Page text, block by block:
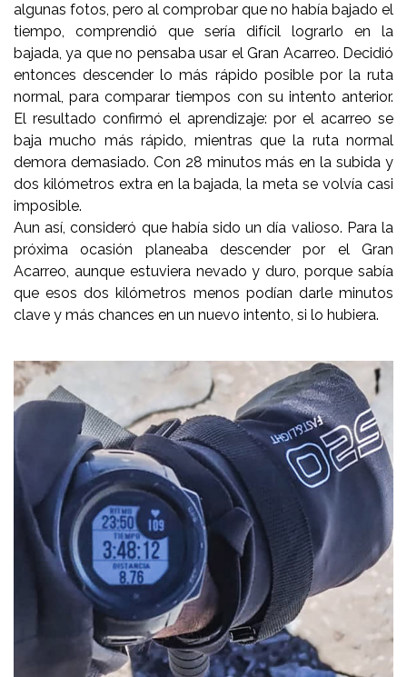
algunas fotos, pero al comprobar que no había bajado el
tiempo, comprendió que sería difícil lograrlo en la
bajada, ya que no pensaba usar el Gran Acarreo. Decidió
entonces descender lo más rápido posible por la ruta
normal, para comparar tiempos con su intento anterior.
El resultado confirmó el aprendizaje: por el acarreo se
baja mucho más rápido, mientras que la ruta normal
demora demasiado. Con 28 minutos más en la subida y
dos kilómetros extra en la bajada, la meta se volvía casi
imposible.
Aun así, consideró que había sido un día valioso. Para la
próxima ocasión planeaba descender por el Gran
Acarreo, aunque estuviera nevado y duro, porque sabía
que esos dos kilómetros menos podían darle minutos
clave y más chances en un nuevo intento, si lo hubiera.